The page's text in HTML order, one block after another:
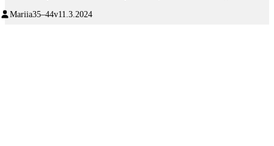
Mariia35–44v11.3.2024